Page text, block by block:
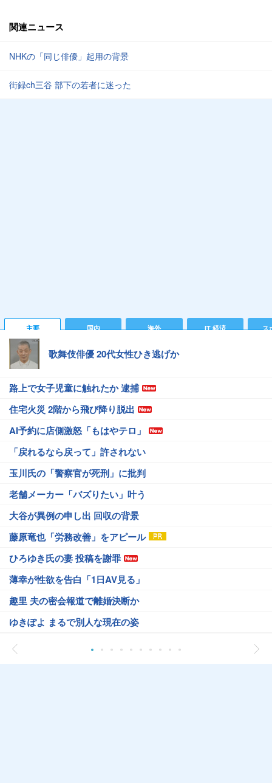
関連ニュース
NHKの「同じ俳優」起用の背景
街録ch三谷 部下の若者に迷った
主要 国内 海外 IT 経済 ス
歌舞伎俳優 20代女性ひき逃げか
路上で女子児童に触れたか 逮捕
住宅火災 2階から飛び降り脱出
AI予約に店側激怒「もはやテロ」
「戻れるなら戻って」許されない
玉川氏の「警察官が死刑」に批判
老舗メーカー「バズりたい」叶う
大谷が異例の申し出 回収の背景
藤原竜也「労務改善」をアピール
ひろゆき氏の妻 投稿を謝罪
薄幸が性欲を告白「1日AV見る」
趣里 夫の密会報道で離婚決断か
ゆきぽよ まるで別人な現在の姿